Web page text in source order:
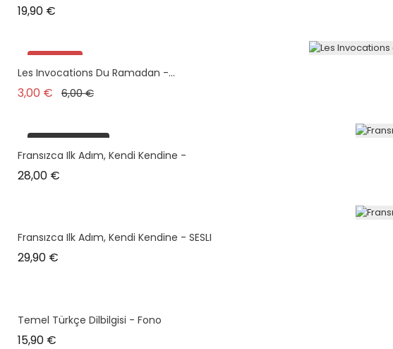
19,90 €
Les Invocations Du Ramadan -...
3,00 € Prix de base
6,00 €Prix
plus en stock
Fransızca Ilk Adım, Kendi Kendine -
28,00 €
Fransızca Ilk Adım, Kendi Kendine - SESLI
29,90 €
Temel Türkçe Dilbilgisi - Fono
15,90 €